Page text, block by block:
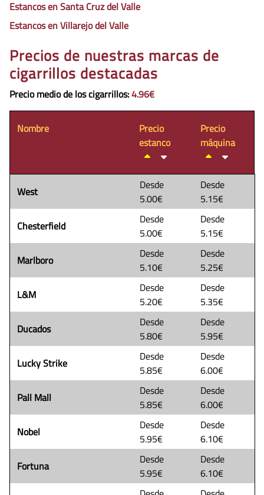
Estancos en Santa Cruz del Valle
Estancos en Villarejo del Valle
Precios de nuestras marcas de
cigarrillos destacadas
Precio medio de los cigarrillos:4.96€
Nombre
Precio
estanco
Precio
máquina
West
Desde
5.00€
Desde
5.15€
Chesterfield
Desde
5.00€
Desde
5.15€
Marlboro
Desde
5.10€
Desde
5.25€
L&M
Desde
5.20€
Desde
5.35€
Ducados
Desde
5.80€
Desde
5.95€
Lucky Strike
Desde
5.85€
Desde
6.00€
Pall Mall
Desde
5.85€
Desde
6.00€
Nobel
Desde
5.95€
Desde
6.10€
Fortuna
Desde
5.95€
Desde
6.10€